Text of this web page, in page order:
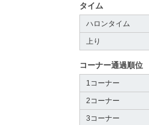
タイム
ハロンタイム
上り
コーナー通過順位
1コーナー
2コーナー
3コーナー